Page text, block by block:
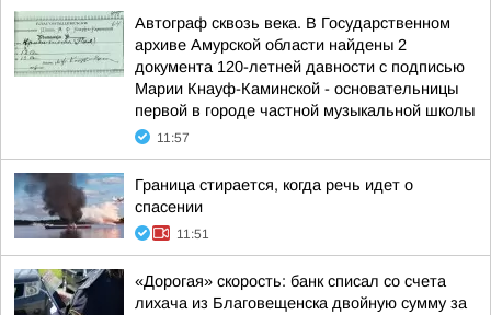
Автограф сквозь века. В Государственном
архиве Амурской области найдены 2
документа 120-летней давности с подписью
Марии Кнауф-Каминской - основательницы
первой в городе частной музыкальной школы
11:57
Граница стирается, когда речь идет о
спасении
11:51
«Дорогая» скорость: банк списал со счета
лихача из Благовещенска двойную сумму за